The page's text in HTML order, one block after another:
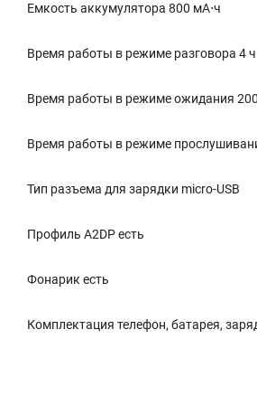
Емкость аккумулятора 800 мА⋅ч
Время работы в режиме разговора 4 ч
Время работы в режиме ожидания
Время работы в режиме
Тип разъема для зарядки micro-USB
Профиль A2DP есть
Фонарик есть
Комплектация телефон, батарея,